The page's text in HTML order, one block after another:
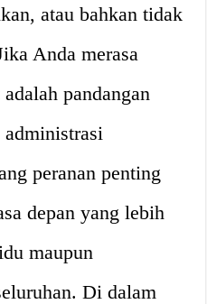
atau bahkan tidak
Anda merasa
pandangan
peranan penting
depan yang lebih
maupun
Di dalam